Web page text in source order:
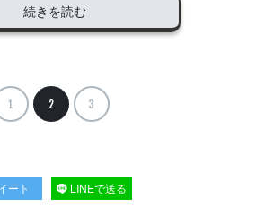
続きを読む
1 2 3
ート LINEで送る